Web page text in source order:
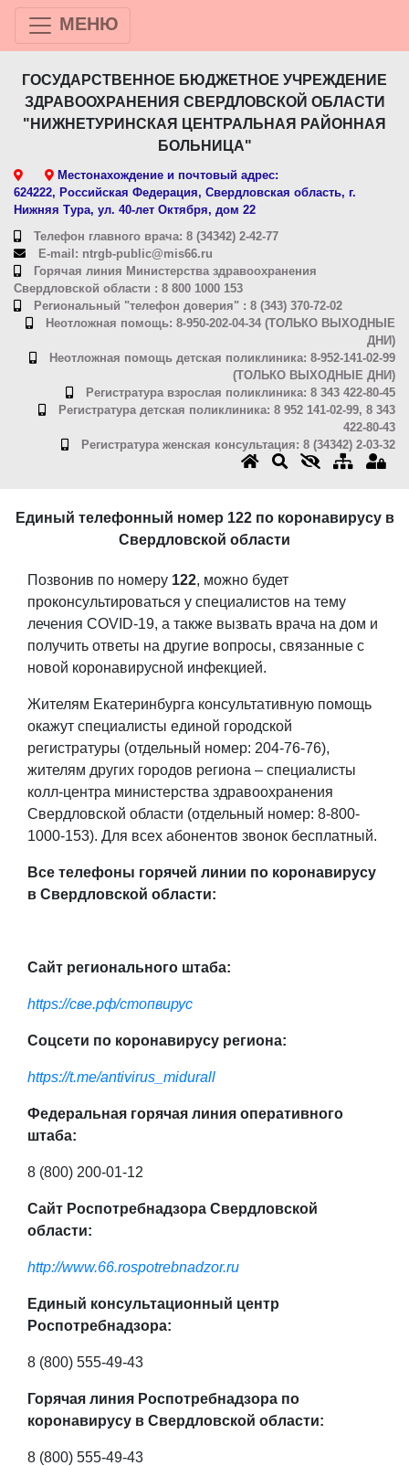
МЕНЮ
ГОСУДАРСТВЕННОЕ БЮДЖЕТНОЕ УЧРЕЖДЕНИЕ
ЗДРАВООХРАНЕНИЯ СВЕРДЛОВСКОЙ ОБЛАСТИ
"НИЖНЕТУРИНСКАЯ ЦЕНТРАЛЬНАЯ РАЙОННАЯ
БОЛЬНИЦА"
Местонахождение и почтовый адрес:
624222, Российская Федерация, Свердловская область, г.
Нижняя Тура, ул. 40-лет Октября, дом 22
Телефон главного врача: 8 (34342) 2-42-77
E-mail: ntrgb-public@mis66.ru
Горячая линия Министерства здравоохранения
Свердловской области : 8 800 1000 153
Региональный "телефон доверия" : 8 (343) 370-72-02
Неотложная помощь: 8-950-202-04-34 (ТОЛЬКО ВЫХОДНЫЕ
ДНИ)
Неотложная помощь детская поликлиника: 8-952-141-02-99
(ТОЛЬКО ВЫХОДНЫЕ ДНИ)
Регистратура взрослая поликлиника: 8 343 422-80-45
Регистратура детская поликлиника: 8 952 141-02-99, 8 343
422-80-43
Регистратура женская консультация: 8 (34342) 2-03-32
Единый телефонный номер 122 по коронавирусу в
Свердловской области
Позвонив по номеру 122, можно будет
проконсультироваться у специалистов на тему
лечения COVID-19, а также вызвать врача на дом и
получить ответы на другие вопросы, связанные с
новой коронавирусной инфекцией.
Жителям Екатеринбурга консультативную помощь
окажут специалисты единой городской
регистратуры (отдельный номер: 204-76-76),
жителям других городов региона – специалисты
колл-центра министерства здравоохранения
Свердловской области (отдельный номер: 8-800-
1000-153). Для всех абонентов звонок бесплатный.
Все телефоны горячей линии по коронавирусу
в Свердловской области:
Сайт регионального штаба:
https://све.рф/стопвирус
Соцсети по коронавирусу региона:
https://t.me/antivirus_midurall
Федеральная горячая линия оперативного
штаба:
8 (800) 200-01-12
Сайт Роспотребнадзора Свердловской
области:
http://www.66.rospotrebnadzor.ru
Единый консультационный центр
Роспотребнадзора:
8 (800) 555-49-43
Горячая линия Роспотребнадзора по
коронавирусу в Свердловской области:
8 (800) 555-49-43